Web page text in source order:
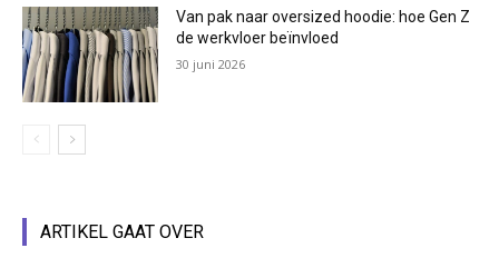
Van pak naar oversized hoodie: hoe Gen Z
de werkvloer beïnvloed
30 juni 2026
ARTIKEL GAAT OVER